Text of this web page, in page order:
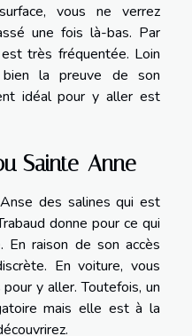
vous ne verrez
une fois là-bas. Par
très fréquentée. Loin
la preuve de son
idéal pour y aller est
Sainte-Anne
des salines qui est
donne pour ce qui
En raison de son accès
En voiture, vous
y aller. Toutefois, un
mais elle est à la